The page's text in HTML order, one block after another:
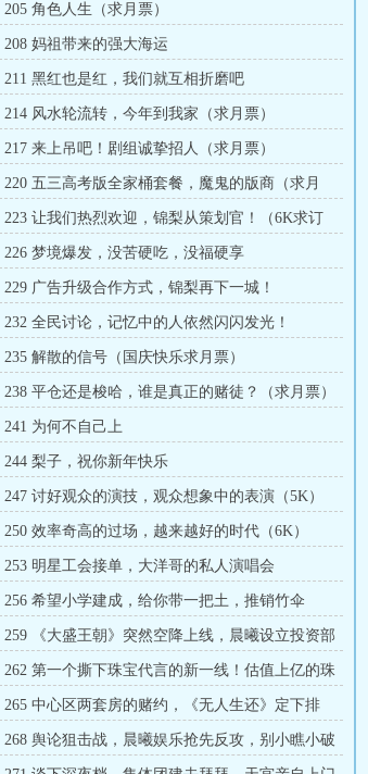
205 角色人生（求月票）
208 妈祖带来的强大海运
211 黑红也是红，我们就互相折磨吧
214 风水轮流转，今年到我家（求月票）
217 来上吊吧！剧组诚挚招人（求月票）
220 五三高考版全家桶套餐，魔鬼的版商（求月
票）
223 让我们热烈欢迎，锦梨从策划官！（6K求订
阅）
226 梦境爆发，没苦硬吃，没福硬享
229 广告升级合作方式，锦梨再下一城！
232 全民讨论，记忆中的人依然闪闪发光！
235 解散的信号（国庆快乐求月票）
238 平仓还是梭哈，谁是真正的赌徒？（求月票）
241 为何不自己上
244 梨子，祝你新年快乐
247 讨好观众的演技，观众想象中的表演（5K）
250 效率奇高的过场，越来越好的时代（6K）
253 明星工会接单，大洋哥的私人演唱会
256 希望小学建成，给你带一把土，推销竹伞
259 《大盛王朝》突然空降上线，晨曦设立投资部
262 第一个撕下珠宝代言的新一线！估值上亿的珠
宝，拿下！
265 中心区两套房的赌约，《无人生还》定下排
片，正式开启宣传
268 舆论狙击战，晨曦娱乐抢先反攻，别小瞧小破
公司的威力（求月票）